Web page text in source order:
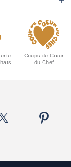
Coups de Cœur
du Chef